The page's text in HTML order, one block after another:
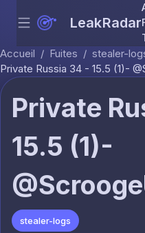
Menu LeakRadar
Accueil / Fuites / stealer-
Private Russia 34 - 15.5 (1)-
Private
15.5 (1)-
stealer-logs